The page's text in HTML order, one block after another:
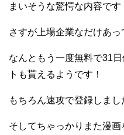
まいそうな驚愕な内容です
さすが上場企業なだけあっ
なんともう一度無料で31
トも貰えるようです！
もちろん速攻で登録しまし
そしてちゃっかりまた漫